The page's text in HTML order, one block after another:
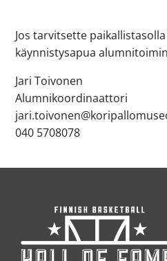
Jos tarvitsette
käynnistysapua
Jari Toivonen
Alumnikoordinaattori
040 5708078